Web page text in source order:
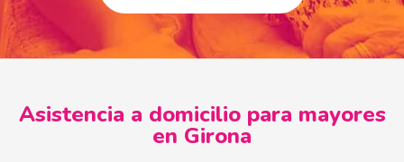
Asistencia a domicilio para mayores
en Girona